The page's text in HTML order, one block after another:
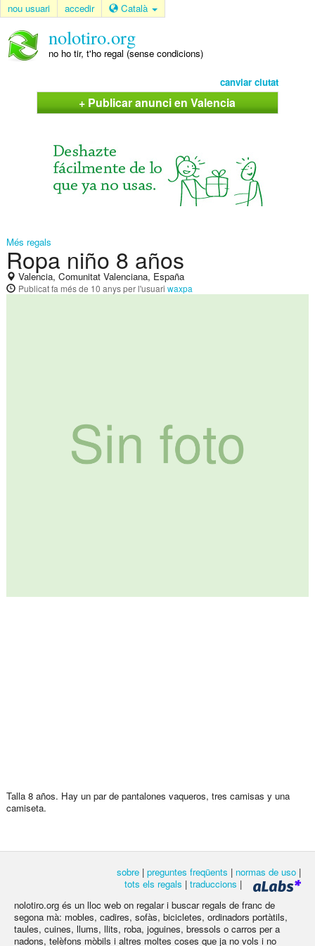
nou usuari accedir Català
nolotiro.org
no ho tir, t'ho regal (sense condicions)
canviar ciutat
+ Publicar anunci en Valencia
Més regals
Ropa niño 8 años
Valencia, Comunitat Valenciana, España
Publicatfa més de 10 anysper l'usuari waxpa
Talla 8 años. Hay un par de pantalones vaqueros, tres camisas y una
camiseta.
sobre | preguntes freqüents | normas de uso |
tots els regals | traduccions |
nolotiro.org és un lloc web on regalar i buscar regals de franc de
segona mà: mobles, cadires, sofàs, bicicletes, ordinadors portàtils,
taules, cuines, llums, llits, roba, joguines, bressols o carros per a
nadons, telèfons mòbils i altres moltes coses que ja no vols i no